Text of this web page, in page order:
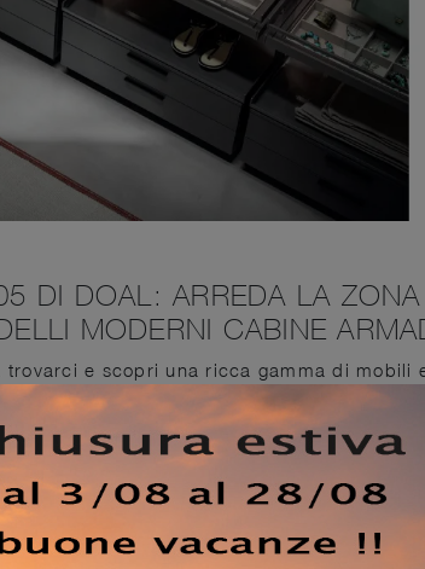
DI DOAL: ARREDA LA ZONA
MODERNI CABINE
trovarci e scopri una ricca gamma di mobili
Cabina Armadio Venere comp 305
da letto come l'hai sempre
arredato con mobili e complementi
Doal dispone di una ampia produzione di
caratterizzati da design unico e
interessanti proposte di Arredamento
e tonalità per completare al meglio una